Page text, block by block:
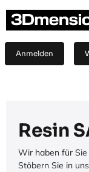
Anmelden
Resin
Wir haben für
Stöbern Sie in